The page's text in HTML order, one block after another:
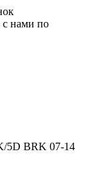
с нами по
5D BRK 07-14